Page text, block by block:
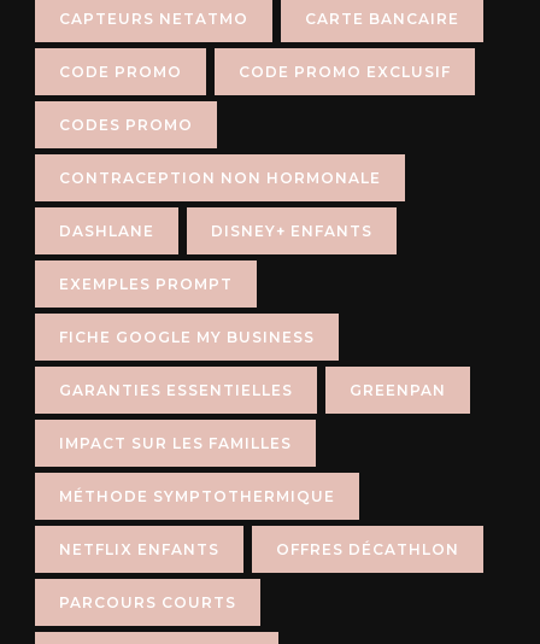
CAPTEURS NETATMO CARTE BANCAIRE
CODE PROMO CODE PROMO EXCLUSIF
CODES PROMO
CONTRACEPTION NON HORMONALE
DASHLANE DISNEY+ ENFANTS
EXEMPLES PROMPT
FICHE GOOGLE MY BUSINESS
GARANTIES ESSENTIELLES GREENPAN
IMPACT SUR LES FAMILLES
MÉTHODE SYMPTOTHERMIQUE
NETFLIX ENFANTS OFFRES DÉCATHLON
PARCOURS COURTS